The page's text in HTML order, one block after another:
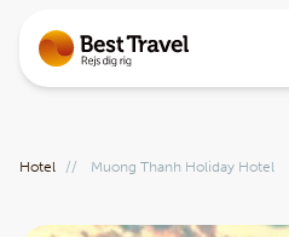
Hotel // Muong Thanh Holiday Hotel